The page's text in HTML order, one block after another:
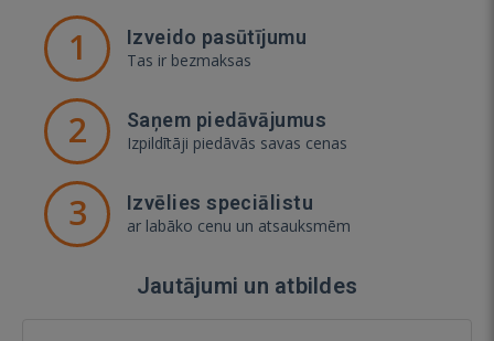
1 Izveido pasūtījumu
Tas ir bezmaksas
2 Saņem piedāvājumus
Izpildītāji piedāvās savas cenas
3 Izvēlies speciālistu
ar labāko cenu un atsauksmēm
Jautājumi un atbildes